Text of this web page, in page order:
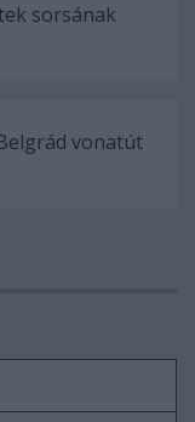
sorsának
vonatút